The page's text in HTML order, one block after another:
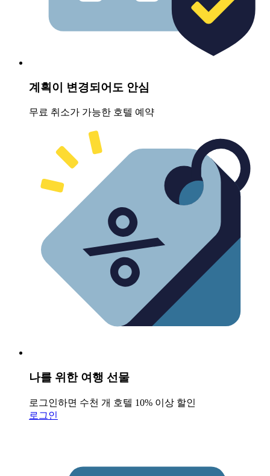
계획이 변경되어도 안심
무료 취소가 가능한 호텔 예약
나를 위한 여행 선물
로그인하면 수천 개 호텔 10% 이상 할인
로그인